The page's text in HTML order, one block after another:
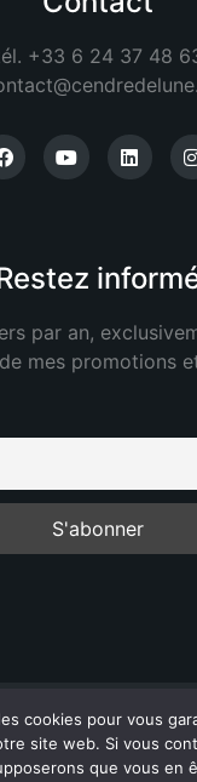
+33 6 24 37 48
par an,
mes promotions
Communication -
809478 00028
cookies pour vous
site web. Si vous
que vous en